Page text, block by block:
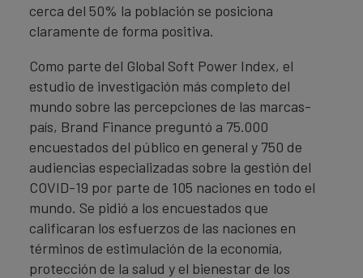
cerca del 50% la población se posiciona
claramente de forma positiva.
Como parte del Global Soft Power Index, el
estudio de investigación más completo del
mundo sobre las percepciones de las marcas-
país, Brand Finance preguntó a 75.000
encuestados del público en general y 750 de
audiencias especializadas sobre la gestión del
COVID-19 por parte de 105 naciones en todo el
mundo. Se pidió a los encuestados que
calificaran los esfuerzos de las naciones en
términos de estimulación de la economía,
protección de la salud y el bienestar de los